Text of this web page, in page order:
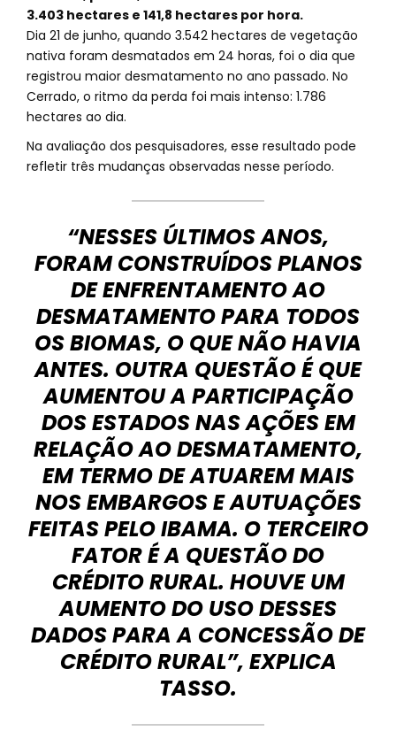
3.403 hectares e 141,8 hectares por hora.
Dia 21 de junho, quando 3.542 hectares de vegetação
nativa foram desmatados em 24 horas, foi o dia que
registrou maior desmatamento no ano passado. No
Cerrado, o ritmo da perda foi mais intenso: 1.786
hectares ao dia.
Na avaliação dos pesquisadores, esse resultado pode
refletir três mudanças observadas nesse período.
“NESSES ÚLTIMOS ANOS,
FORAM CONSTRUÍDOS PLANOS
DE ENFRENTAMENTO AO
DESMATAMENTO PARA TODOS
OS BIOMAS, O QUE NÃO HAVIA
ANTES. OUTRA QUESTÃO É QUE
AUMENTOU A PARTICIPAÇÃO
DOS ESTADOS NAS AÇÕES EM
RELAÇÃO AO DESMATAMENTO,
EM TERMO DE ATUAREM MAIS
NOS EMBARGOS E AUTUAÇÕES
FEITAS PELO IBAMA. O TERCEIRO
FATOR É A QUESTÃO DO
CRÉDITO RURAL. HOUVE UM
AUMENTO DO USO DESSES
DADOS PARA A CONCESSÃO DE
CRÉDITO RURAL”, EXPLICA
TASSO.